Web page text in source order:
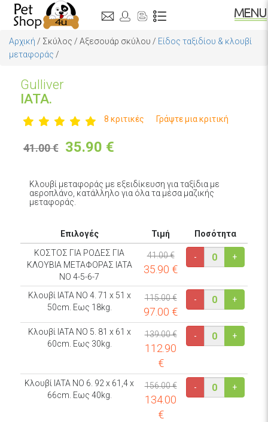
Αρχική / Σκύλος / Αξεσουάρ σκύλου / Είδος ταξιδίου & κλουβί
μεταφοράς /
Gulliver
IATA.
8 κριτικές Γράψτε μια κριτική
41.00 € 35.90 €
Κλουβί μεταφοράς με εξειδίκευση για ταξίδια με
αεροπλάνο, κατάλληλο για όλα τα μέσα μαζικής
μεταφοράς.
Επιλογές Τιμή
Ποσότητα
ΚΟΣΤΟΣ ΓΙΑ PΟΔΕΣ ΓΙΑ
ΚΛΟΥΒΙΑ ΜΕΤΑΦΟΡΑΣ IATA
ΝO 4-5-6-7
41.00 €
35.90 €
- +
Κλουβί IATA NO 4. 71 x 51 x
50cm. Εως 18kg.
115.00 €
97.00 €
- +
Κλουβί IATA ΝO 5. 81 x 61 x
60cm. Εως 30kg.
139.00 €
112.90
€
- +
Κλουβί IATA ΝO 6. 92 x 61,4 x
66cm. Εως 40kg.
156.00 €
134.00
€
- +